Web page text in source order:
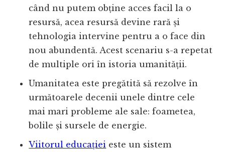
când nu putem obține acces facil la o
resursă, acea resursă devine rară și
tehnologia intervine pentru a o face din
nou abundentă. Acest scenariu s-a repetat
de multiple ori în istoria umanității.
Umanitatea este pregătită să rezolve în
următoarele decenii unele dintre cele
mai mari probleme ale sale: foametea,
bolile și sursele de energie.
Viitorul educației este un sistem